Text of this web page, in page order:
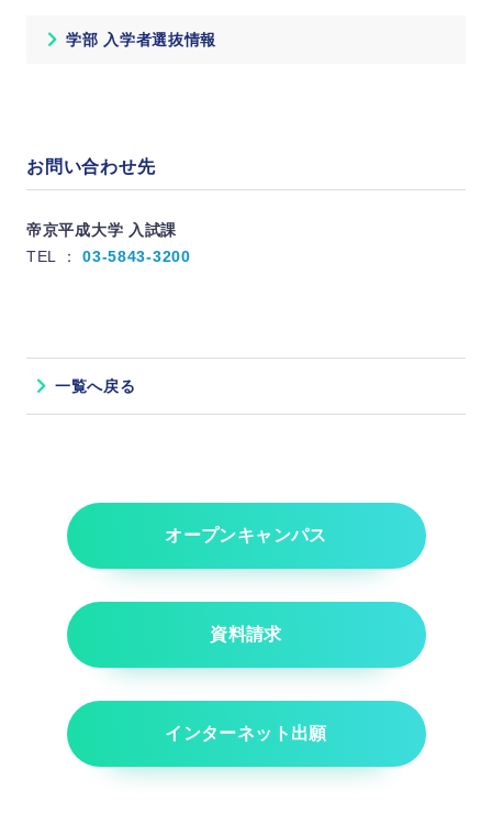
学部 入学者選抜情報
お問い合わせ先
帝京平成大学 入試課
TEL ：03-5843-3200
一覧へ戻る
オープンキャンパス
資料請求
インターネット出願